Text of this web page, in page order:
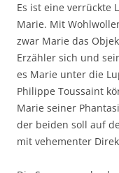
Es ist eine verrückte
Marie. Mit
zwar Marie das
Erzähler sich und
es Marie unter die
Philippe Toussaint
Marie seiner
der beiden soll auf
mit vehementer